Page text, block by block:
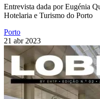
Entrevista dada por Eugénia
Hotelaria e Turismo do Porto
Porto
21 abr 2023